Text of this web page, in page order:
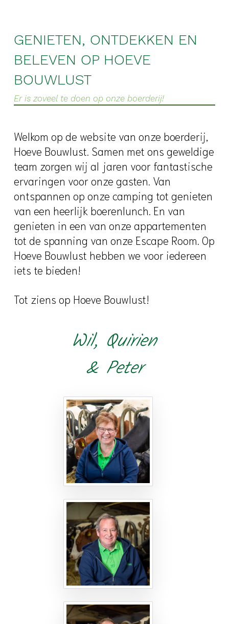
GENIETEN, ONTDEKKEN EN
BELEVEN OP HOEVE
BOUWLUST
Er is zoveel te doen op onze boerderij!
Welkom op de website van onze boerderij,
Hoeve Bouwlust. Samen met ons geweldige
team zorgen wij al jaren voor fantastische
ervaringen voor onze gasten. Van
ontspannen op onze camping tot genieten
van een heerlijk boerenlunch. En van
genieten in een van onze appartementen
tot de spanning van onze Escape Room. Op
Hoeve Bouwlust hebben we voor iedereen
iets te bieden!
Tot ziens op Hoeve Bouwlust!
Wil, Quirien
& Peter